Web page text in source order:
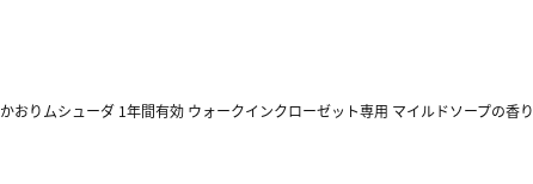
かおりムシューダ 1年間有効 ウォークインクローゼット専用 マイルドソープの香